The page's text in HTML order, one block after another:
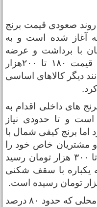
صعودی قیمت برنج
آغاز شده است و به
با برداشت و عرضه
برنج نو یعنی اوایل شهریور با قیمت ۱۸۰ تا ۲۰۰هزار
دیگر کالاهای اساسی
های داخلی اقدام به
و تا حدودی نیاز
برنج کیفی شمال با
مشتریان خاص خود را
دارد، تا اواخر دی ماه به تدریج تا ۳۰۰ هزار تومان رسید
یکباره با سقف شکنی
افزایش قیمت طارم هاشمی و محلی که حدود ۸۰ درصد